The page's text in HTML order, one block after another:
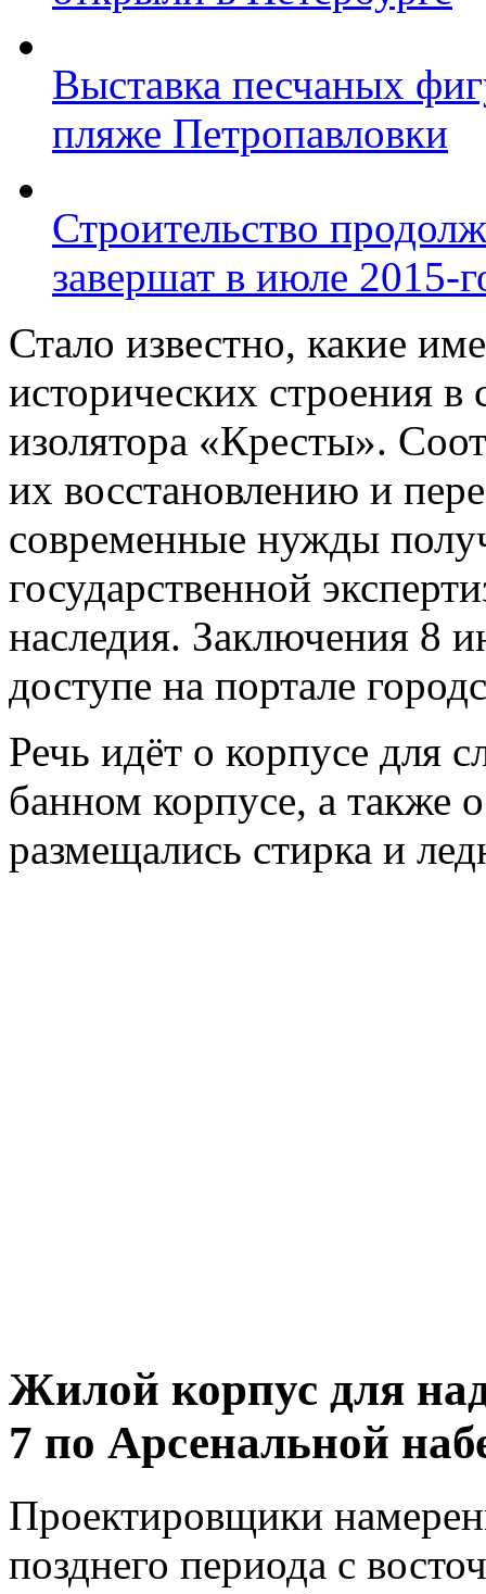
Выставка песчаных
пляже Петропавловки
Строительство
завершат в июле 2015-
Стало известно, какие
исторических строения в
изолятора «Кресты».
их восстановлению и
современные нужды
государственной
наследия. Заключения 8
доступе на портале
Речь идёт о корпусе для
банном корпусе, а также
размещались стирка и
Жилой корпус для
7 по Арсенальной
Проектировщики
позднего периода с